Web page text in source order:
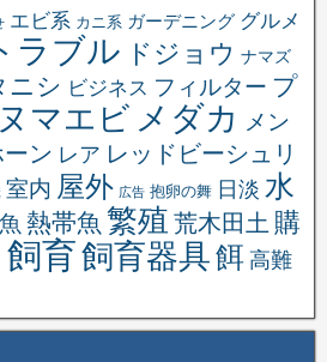
エビ系 カニ系 ガーデニング グルメ
ラブル ドジョウ ナマズ
ニシ ビジネス フィルター プ
マエビ メダカ
メン
ン レア レッドビーシュリ
室内 屋外 広告 抱卵の舞 日淡 水
熱帯魚 繁殖 荒木田土 購
飼育飼育器具餌 高難